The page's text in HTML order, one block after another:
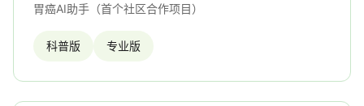
胃癌AI助手（首个社区合作项目）
科普版 专业版